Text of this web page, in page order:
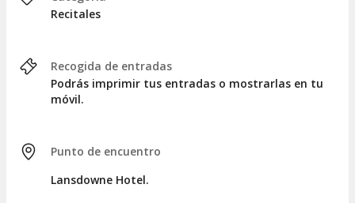
experiencia total se extiende a tres horas.
Recitales
Recogida de entradas
Podrás imprimir tus entradas o mostrarlas en tu
móvil.
Punto de encuentro
Lansdowne Hotel.